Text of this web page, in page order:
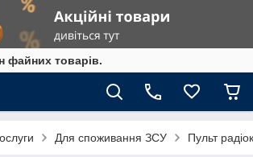
файних товарів.
Для споживання ЗСУ Пульт